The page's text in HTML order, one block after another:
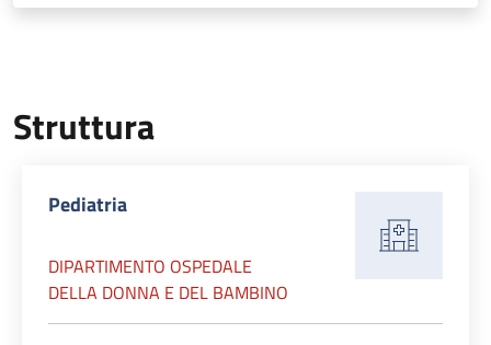
Struttura
Pediatria
DIPARTIMENTO OSPEDALE
DELLA DONNA E DEL BAMBINO